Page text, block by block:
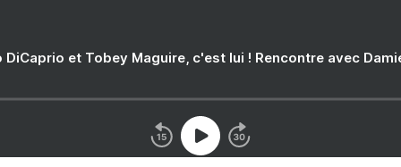
DiCaprio et Tobey Maguire, c'est lui ! Rencontre avec